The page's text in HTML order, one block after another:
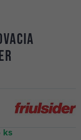
ks